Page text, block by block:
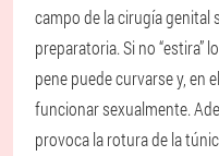
campo de la cirugía genital
preparatoria. Si no “estira”
pene puede curvarse y, en
funcionar sexualmente.
provoca la rotura de la